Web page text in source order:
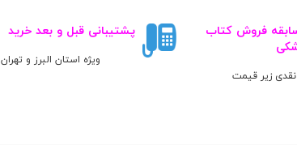
سال سابقه فروش کتاب‌
زیر قیمت
پشتیبانی قبل و بعد خرید
ویژه استان البرز و تهران